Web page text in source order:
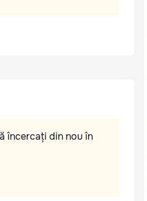
încercați din nou în